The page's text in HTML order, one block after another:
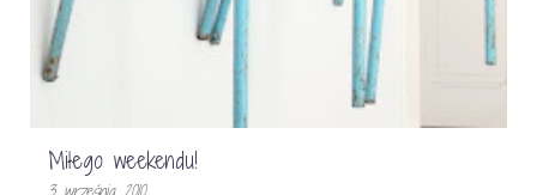
Miłego weekendu!